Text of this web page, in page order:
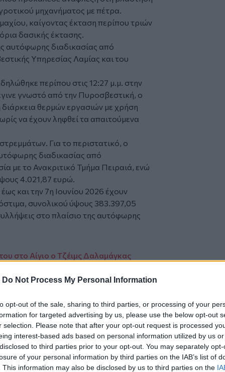
Do Not Process My Personal Information
opt-out of the sale, sharing to third parties, or processing of your
for targeted advertising by us, please use the below opt-out
selection. Please note that after your opt-out request is processed
interest-based ads based on personal information utilized by us
to third parties prior to your opt-out. You may separately
of your personal information by third parties on the IAB’s list of
This information may also be disclosed by us to third parties on the
μηχανήματος με πέτρα.
καίγοντας έκταση περίπου τριών
δασικής έκτασης.
αυτόφωρης διαδικασίας από
Υπηρεσίας Λαμίας και του
περίπου στις 12:27 μ.μ. στην
γνωστό από την Πυροσβεστική, ο
θερμών εργασιών με χρήση
να έχουν ληφθεί τα απαιτούμενα
Για το περιστατικό, ο
διαδικασίας από
με το Ανακριτικό Τμήμα Πειραιά, ενώ
4.021,87 ευρώ.
και την 7η Ιουνίου 2026 έχουν
συνολικού ύψους 383.397,05
στο πλαίσιο της αυτόφωρης
στο Αίγιο ο Τζέιμς Δαλαμάγκας
μοτοσικλετιστής στην Αγία
Google Newsκαι στοFacebook